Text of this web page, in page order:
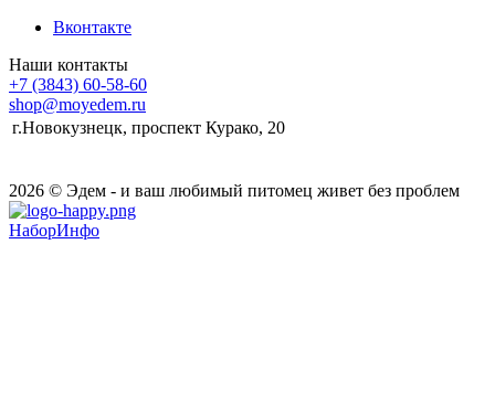
Вконтакте
Наши контакты
+7 (3843) 60-58-60
shop@moyedem.ru
г.Новокузнецк, проспект Курако, 20
2026 © Эдем - и ваш любимый питомец живет без проблем
НаборИнфо